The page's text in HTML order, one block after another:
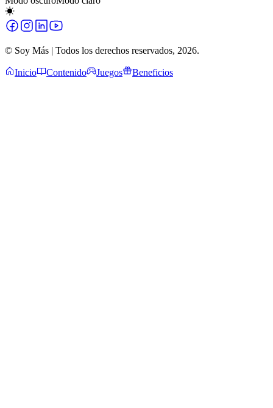
© Soy Más | Todos los derechos reservados, 2026.
Inicio Contenido Juegos Beneficios